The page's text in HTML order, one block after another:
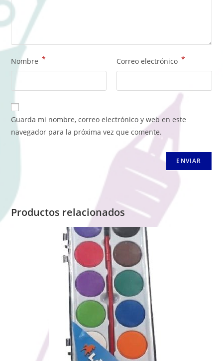
Nombre * Correo electrónico *
Guarda mi nombre, correo electrónico y web en este
navegador para la próxima vez que comente.
Productos relacionados